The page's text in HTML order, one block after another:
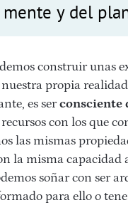
mente y del
construir unas
nuestra propia
es serconsciente
con los que
las mismas
la misma capacidad
soñar con ser
para ello o